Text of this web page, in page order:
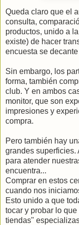
Queda claro que el
consulta,
productos, unido a
existe) de hacer
encuesta se
Sin embargo, los
forma, también
club. Y en ambos
monitor, que son
impresiones y
compra.
Pero también hay
grandes
para atender
encuentra...
Comprar en estos
cuando nos
Esto unido a que
tocar y probar lo
tiendas"